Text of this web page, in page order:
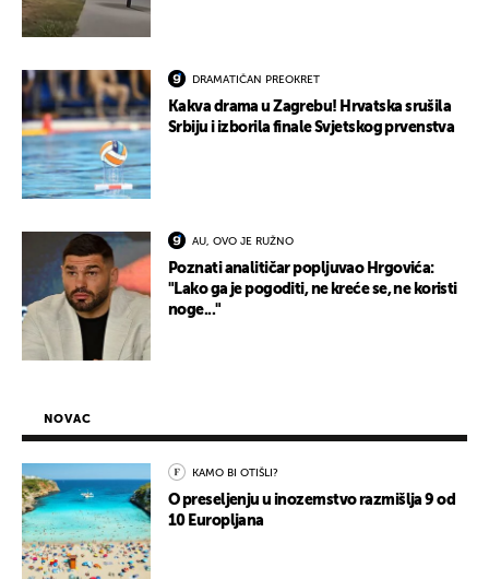
DRAMATIČAN PREOKRET
Kakva drama u Zagrebu! Hrvatska srušila
Srbiju i izborila finale Svjetskog prvenstva
AU, OVO JE RUŽNO
Poznati analitičar popljuvao Hrgovića:
"Lako ga je pogoditi, ne kreće se, ne koristi
noge..."
NOVAC
KAMO BI OTIŠLI?
O preseljenju u inozemstvo razmišlja 9 od
10 Europljana